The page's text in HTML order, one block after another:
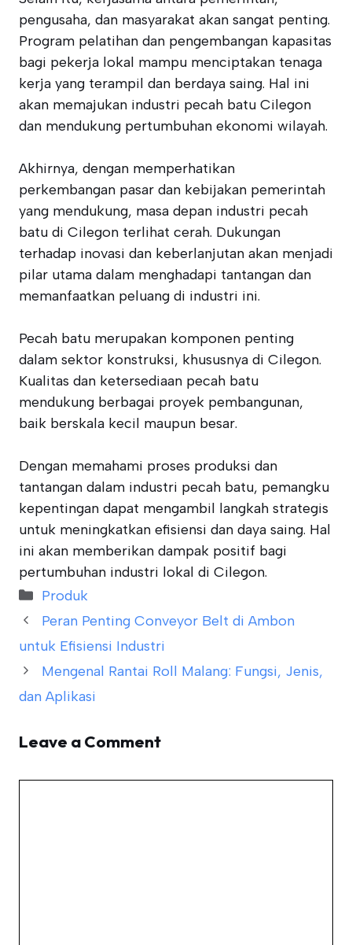
pengusaha, dan masyarakat akan sangat penting.
Program pelatihan dan pengembangan kapasitas
bagi pekerja lokal mampu menciptakan tenaga
kerja yang terampil dan berdaya saing. Hal ini
akan memajukan industri pecah batu Cilegon
dan mendukung pertumbuhan ekonomi wilayah.
Akhirnya, dengan memperhatikan
perkembangan pasar dan kebijakan pemerintah
yang mendukung, masa depan industri pecah
batu di Cilegon terlihat cerah. Dukungan
terhadap inovasi dan keberlanjutan akan menjadi
pilar utama dalam menghadapi tantangan dan
memanfaatkan peluang di industri ini.
Pecah batu merupakan komponen penting
dalam sektor konstruksi, khususnya di Cilegon.
Kualitas dan ketersediaan pecah batu
mendukung berbagai proyek pembangunan,
baik berskala kecil maupun besar.
Dengan memahami proses produksi dan
tantangan dalam industri pecah batu, pemangku
kepentingan dapat mengambil langkah strategis
untuk meningkatkan efisiensi dan daya saing. Hal
ini akan memberikan dampak positif bagi
pertumbuhan industri lokal di Cilegon.
Categories
Produk
Peran Penting Conveyor Belt di Ambon
untuk Efisiensi Industri
Mengenal Rantai Roll Malang: Fungsi, Jenis,
dan Aplikasi
Leave a Comment